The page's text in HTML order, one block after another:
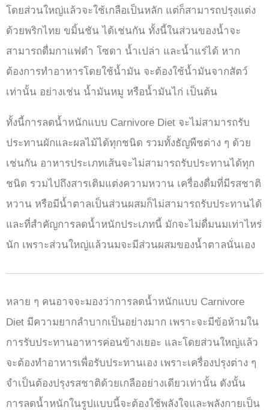
โดยส่วนใหญ่แล้วจะใช้เกลือเป็นหลัก แต่ก็สามารถปรุงแต่ง
ด้วยพริกไทย ขมิ้นชัน ได้เช่นกัน ทั้งนี้ในส่วนของน้ำจะ
สามารถดื่มกาแฟดำ โซดา น้ำเปล่า และน้ำแร่ได้ หาก
ต้องการทำอาหารโดยใช้น้ำมัน จะต้องใช้น้ำมันจากสัตว์
เท่านั้น อย่างเช่น น้ำมันหมู หรือน้ำมันไก่ เป็นต้น
ทั้งนี้การลดน้ำหนักแบบ Carnivore Diet จะไม่สามารถรับ
ประทานผักและผลไม้ได้ทุกชนิด รวมทั้งธัญพืชต่าง ๆ ด้วย
เช่นกัน อาหารประเภทเส้นจะไม่สามารถรับประทานได้ทุก
ชนิด รวมไปถึงสารเติมแต่งความหวาน เครื่องดื่มที่มีรสชาติ
หวาน หรือมีน้ำตาลเป็นส่วนผสมก็ไม่สามารถรับประทานได้
และที่สำคัญการลดน้ำหนักประเภทนี้ มักจะไม่ดื่มนมเท่าไหร่
นัก เพราะส่วนใหญ่แล้วนมจะมีส่วนผสมของน้ำตาลนั่นเอง
หลาย ๆ คนอาจจะมองว่าการลดน้ำหนักแบบ Carnivore
Diet มีความยากลำบากเป็นอย่างมาก เพราะจะมีข้อห้ามใน
การรับประทานอาหารค่อนข้างเยอะ และโดยส่วนใหญ่แล้ว
จะต้องทำอาหารเพื่อรับประทานเอง เพราะเครื่องปรุงต่าง ๆ
จำเป็นต้องปรุงรสชาติด้วยเกลืออย่างเดียวเท่านั้น ดังนั้น
การลดน้ำหนักในรูปแบบนี้จะต้องใช้พลังใจและพลังกายเป็น